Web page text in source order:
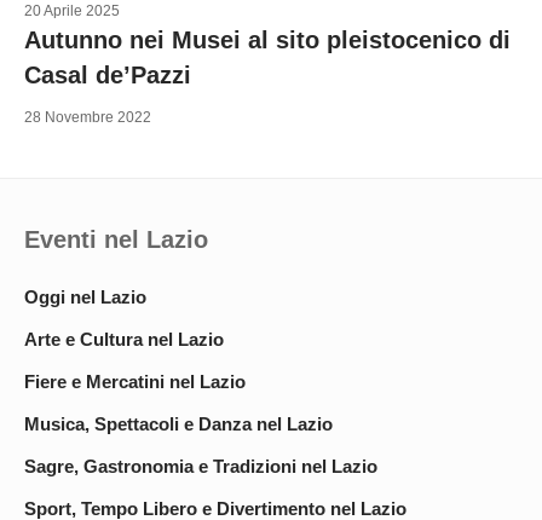
20 Aprile 2025
Autunno nei Musei al sito pleistocenico di
Casal de’Pazzi
28 Novembre 2022
Eventi nel Lazio
Oggi nel Lazio
Arte e Cultura nel Lazio
Fiere e Mercatini nel Lazio
Musica, Spettacoli e Danza nel Lazio
Sagre, Gastronomia e Tradizioni nel Lazio
Sport, Tempo Libero e Divertimento nel Lazio